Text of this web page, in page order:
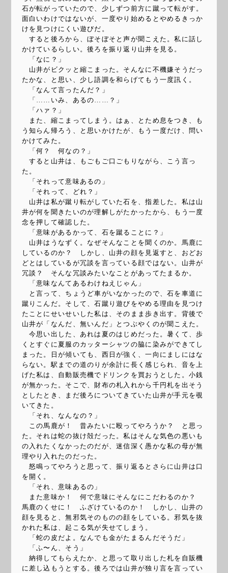
石が転がっていたので、少しずつ前方に蹴って転がす。
面白いわけではないが、一度やり始めるとやめるきっか
けを見つけにくい遊びだ。
すると後ろから、ぼそぼそと声が聞こえた。私に話し
かけているらしい。後ろを振り返り山井を見る。
「なに？」
山井がビクッと縮こまった。そんなに不機嫌そうだっ
たかな、と思い、少し語調を和らげてもう一度訊く。
「なんて言ったんだ？」
「……いみ、あるの……？」
「ハァ？」
また、縮こまってしまう。はぁ、とため息をつき、も
う知らん帰ろう、と思いかけたが、もう一度だけ、問い
かけてみた。
「何？ 何なの？」
すると山井は、もごもご口ごもりながら、こう言っ
た。
「それって意味あるの」
「それって、どれ？」
山井は私が蹴り転がしていた石を、指差した。私は山
井が何を聞きたいのが理解しがたかったから、もう一度
念を押して確認した。
「意味があるかって、石を蹴ることに？」
山井はうなずく。なぜそんなことを聞くのか。馬鹿に
しているのか？ しかし、山井の顔を見返すと、おどお
どとはしているが冗談を言っている顔ではない。山井が
冗談？ そんな冗談みたいなことがあってたまるか。
「意味なんてあるわけねえじゃん」
と言って、ちょうど車がいなかったので、石を車道に
蹴りこんだ。そして、石蹴り遊びをやめる理由を見つけ
たことにせいせいした私は、そのまま歩き出す。背後で
山井が「なんだ、無いんだ」とつぶやくのが聞こえた。
今思い出した、あれは夏のはじめだった。暑くて、歩
くとすぐに夏服のカッターシャツの脇に染みができてし
まった。日が傾いても、西日が強く、一向にましにはな
らない。駅までの道のりが余計に長く感じられ、音を上
げた私は、自動販売機でドリンクを買おうとした。小銭
が無かった。そこで、財布の札入れから千円札を出そう
としたとき、まだ後ろについてきていた山井が手元を覗
いてきた。
「それ、なんなの？」
この馬鹿が！ 昔みたいに殴ってやろうか？ と思っ
た。それは蛇の抜け殻だった。私はそんな気色の悪いも
の入れたくなかったのだが、迷信深く愚かな私の母が無
理やり入れたのだった。
怒鳴ってやろうと思って、振り返るとさらに山井は口
を開く。
「それ、意味あるの」
また意味か！ 何で意味にそんなにこだわるのか？
馬鹿のくせに！ ふざけているのか！ しかし、山井の
顔を見ると、無邪気そのものの顔をしている。邪気を抜
かれた私は、起こる気が失せてしまう。
「蛇の皮だよ。なんでも金がたまるんだそうだ」
「ふ〜ん、そう」
納得してもらえたか、と思って取り出した札を自販機
に差し込もうとする。後ろでは山井が独り言を言ってい